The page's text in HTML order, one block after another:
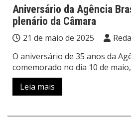
Aniversário da Agência
plenário da Câmara
21 de maio de 2025
O aniversário de 35 anos da
comemorado no dia 10 de
Leia mais